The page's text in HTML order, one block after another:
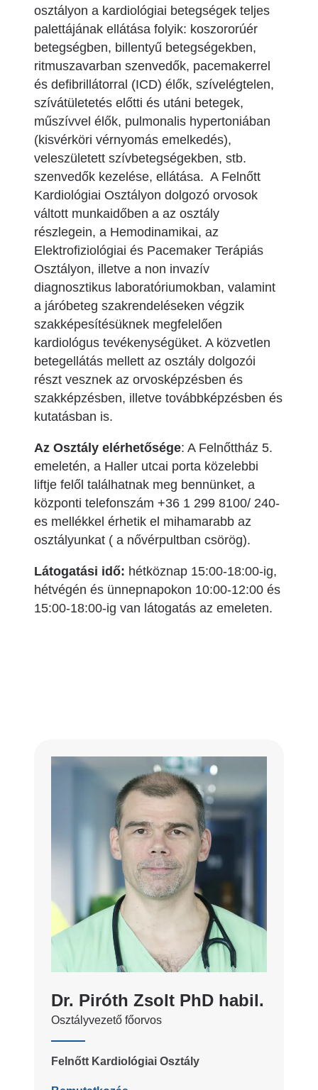
osztályon a kardiológiai betegségek teljes
palettájának ellátása folyik: koszororúér
betegségben, billentyű betegségekben,
ritmuszavarban szenvedők, pacemakerrel
és defibrillátorral (ICD) élők, szívelégtelen,
szívátületetés előtti és utáni betegek,
műszívvel élők, pulmonalis hypertoniában
(kisvérköri vérnyomás emelkedés),
veleszületett szívbetegségekben, stb.
szenvedők kezelése, ellátása. A Felnőtt
Kardiológiai Osztályon dolgozó orvosok
váltott munkaidőben a az osztály
részlegein, a Hemodinamikai, az
Elektrofiziológiai és Pacemaker Terápiás
Osztályon, illetve a non invazív
diagnosztikus laboratóriumokban, valamint
a járóbeteg szakrendeléseken végzik
szakképesítésüknek megfelelően
kardiológus tevékenységüket. A közvetlen
betegellátás mellett az osztály dolgozói
részt vesznek az orvosképzésben és
szakképzésben, illetve továbbképzésben és
kutatásban is.
Az Osztály elérhetősége: A Felnőttház 5.
emeletén, a Haller utcai porta közelebbi
liftje felől találhatnak meg bennünket, a
központi telefonszám +36 1 299 8100/ 240-
es mellékkel érhetik el mihamarabb az
osztályunkat ( a nővérpultban csörög).
Látogatási idő: hétköznap 15:00-18:00-ig,
hétvégén és ünnepnapokon 10:00-12:00 és
15:00-18:00-ig van látogatás az emeleten.
Dr. Piróth Zsolt PhD habil.
Osztályvezető főorvos
Felnőtt Kardiológiai Osztály